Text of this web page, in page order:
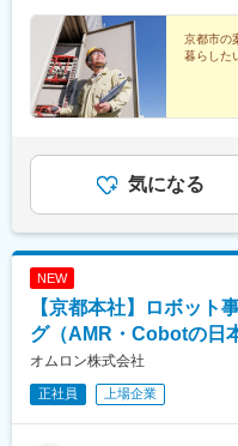
で働きたい方も大歓迎
は家賃補助（月3万円、
合、卒業年度より5年
り担当現場を持ってか
駐車場代別途支給／入
策：執務スペース内全
京都市の
暮らした
気になる
NEW
【京都本社】ロボット
グ（AMR・Cobotの日
オムロン株式会社
正社員 上場企業